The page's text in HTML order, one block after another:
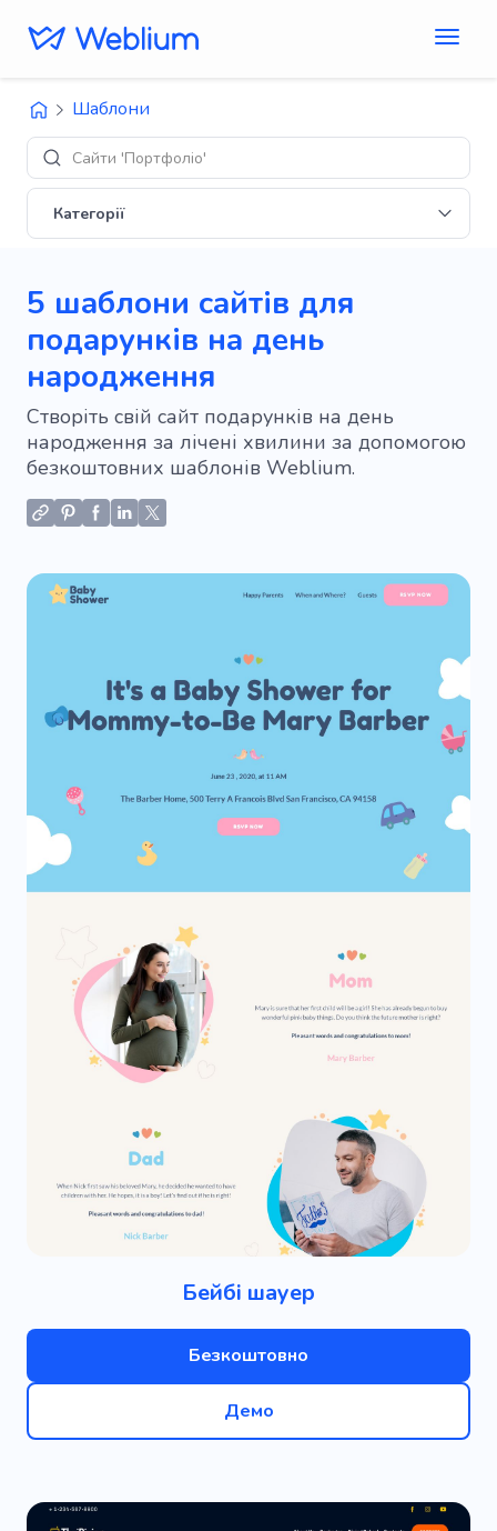
Шаблони
Дизайн
Категорії
5 шаблони сайтів для
подарунків на день
народження
Створіть свій сайт подарунків на день
народження за лічені хвилини за допомогою
безкоштовних шаблонів Weblium.
Бейбі шауер
Безкоштовно
Демо